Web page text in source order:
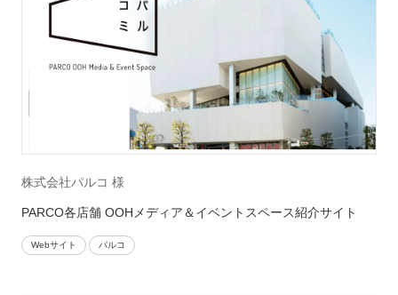
株式会社パルコ 様
PARCO各店舗 OOHメディア＆イベントスペース紹介サイト
Webサイト パルコ